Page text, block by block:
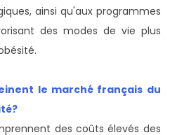
ainsi qu'aux programmes
des modes de vie plus
le marché français du
des coûts élevés des